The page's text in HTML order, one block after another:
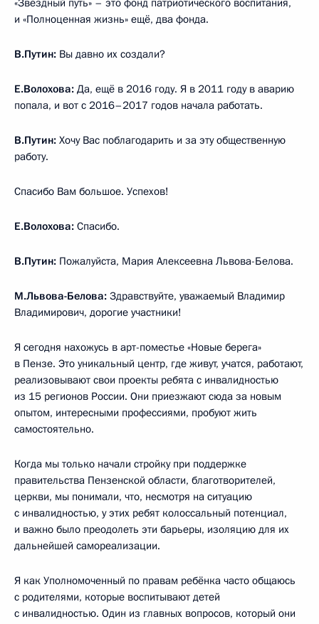
и «Полноценная жизнь» ещё, два фонда.
В.Путин: Вы давно их создали?
Е.Волохова: Да, ещё в 2016 году. Я в 2011 году в аварию
попала, и вот с 2016–2017 годов начала работать.
В.Путин: Хочу Вас поблагодарить и за эту общественную
работу.
Спасибо Вам большое. Успехов!
Е.Волохова: Спасибо.
В.Путин: Пожалуйста, Мария Алексеевна Львова-Белова.
М.Львова-Белова: Здравствуйте, уважаемый Владимир
Владимирович, дорогие участники!
Я сегодня нахожусь в арт-поместье «Новые берега»
в Пензе. Это уникальный центр, где живут, учатся, работают,
реализовывают свои проекты ребята с инвалидностью
из 15 регионов России. Они приезжают сюда за новым
опытом, интересными профессиями, пробуют жить
самостоятельно.
Когда мы только начали стройку при поддержке
правительства Пензенской области, благотворителей,
церкви, мы понимали, что, несмотря на ситуацию
с инвалидностью, у этих ребят колоссальный потенциал,
и важно было преодолеть эти барьеры, изоляцию для их
дальнейшей самореализации.
Я как Уполномоченный по правам ребёнка часто общаюсь
с родителями, которые воспитывают детей
с инвалидностью. Один из главных вопросов, который они